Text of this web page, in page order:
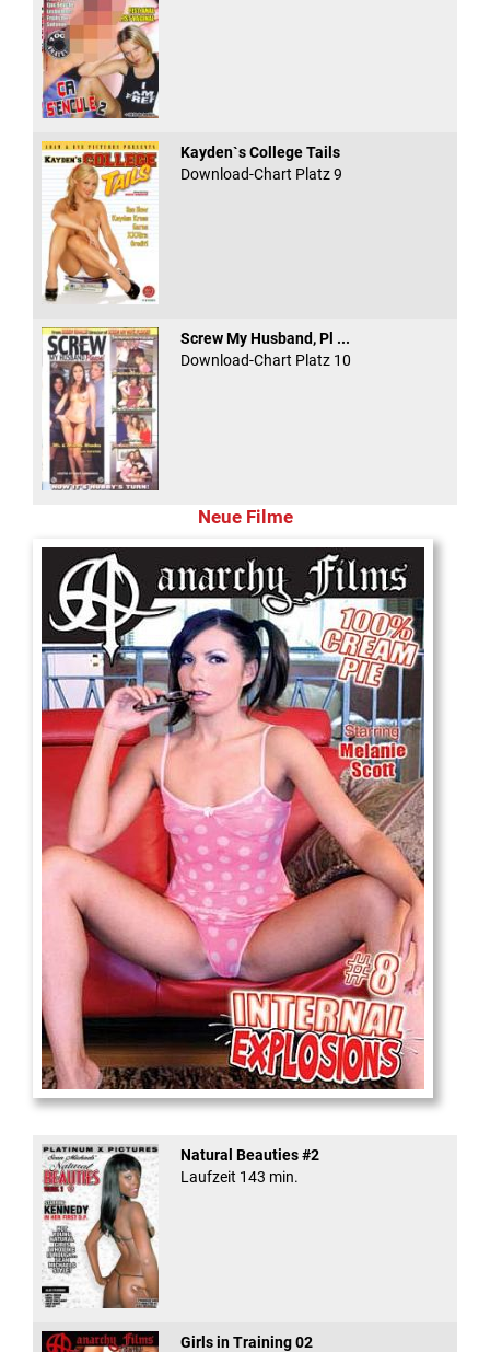
Kayden`s College Tails
Download-Chart Platz 9
Screw My Husband, Pl ...
Download-Chart Platz 10
Neue Filme
Internal Explosionen
Natural Beauties #2
Laufzeit 143 min.
Girls in Training 02